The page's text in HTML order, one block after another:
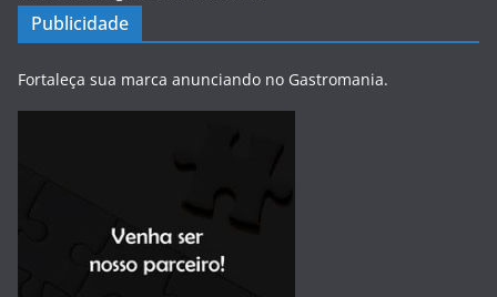
Publicidade
Fortaleça sua marca anunciando no Gastromania.